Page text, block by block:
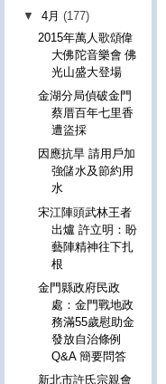
▼4月(177)
2015年萬人歌頌偉
大佛陀音樂會 佛
光山盛大登場
金湖分局偵破金門
蔡厝百年七里香
遭盜採
因應抗旱 請用戶加
強儲水及節約用
水
宋江陣頭武林王者
出爐 許立明：盼
藝陣精神往下扎
根
金門縣政府民政
處：金門戰地政
務滿55歲慰助金
發放自治條例
Q&A 簡要問答
新北市許氏宗親會